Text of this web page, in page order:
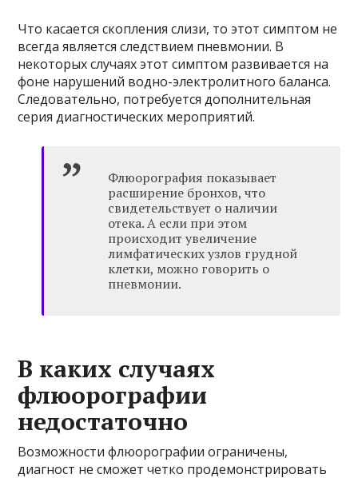
Что касается скопления слизи, то этот симптом не
всегда является следствием пневмонии. В
некоторых случаях этот симптом развивается на
фоне нарушений водно-электролитного баланса.
Следовательно, потребуется дополнительная
серия диагностических мероприятий.
Флюорография показывает
расширение бронхов, что
свидетельствует о наличии
отека. А если при этом
происходит увеличение
лимфатических узлов грудной
клетки, можно говорить о
пневмонии.
В каких случаях
флюорографии
недостаточно
Возможности флюорографии ограничены,
диагност не сможет четко продемонстрировать